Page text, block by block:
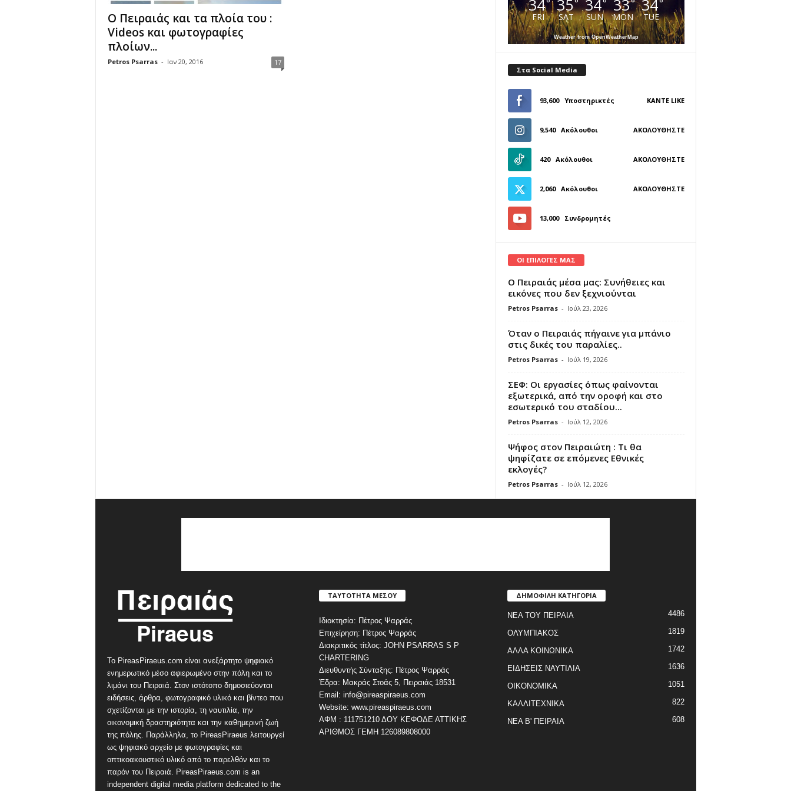
Ο Πειραιάς και τα πλοία του :
Videos και φωτογραφίες
πλοίων...
Petros Psarras - Ιαν 20, 2016 17
34°
FRI
35°
SAT
34°
SUN
33°
MON
34°
TUE
Weather from OpenWeatherMap
Στα Social Media
93,600 Υποστηρικτές ΚΆΝΤΕ LIKE
9,540 Ακόλουθοι ΑΚΟΛΟΥΘΉΣΤΕ
420 Ακόλουθοι ΑΚΟΛΟΥΘΉΣΤΕ
2,060 Ακόλουθοι ΑΚΟΛΟΥΘΉΣΤΕ
13,000 Συνδρομητές
ΓΊΝΕΤΕ ΣΥΝΔΡΟΜΗΤΉΣ
ΟΙ ΕΠΙΛΟΓΕΣ ΜΑΣ
Ο Πειραιάς μέσα μας: Συνήθειες και
εικόνες που δεν ξεχνιούνται
Petros Psarras - Ιούλ 23, 2026
Όταν ο Πειραιάς πήγαινε για μπάνιο
στις δικές του παραλίες..
Petros Psarras - Ιούλ 19, 2026
ΣΕΦ: Οι εργασίες όπως φαίνονται
εξωτερικά, από την οροφή και στο
εσωτερικό του σταδίου...
Petros Psarras - Ιούλ 12, 2026
Ψήφος στον Πειραιώτη : Τι θα
ψηφίζατε σε επόμενες Εθνικές
εκλογές?
Petros Psarras - Ιούλ 12, 2026
Το PireasPiraeus.com είναι ανεξάρτητο ψηφιακό
ενημερωτικό μέσο αφιερωμένο στην πόλη και το
λιμάνι του Πειραιά. Στον ιστότοπο δημοσιεύονται
ειδήσεις, άρθρα, φωτογραφικό υλικό και βίντεο που
σχετίζονται με την ιστορία, τη ναυτιλία, την
οικονομική δραστηριότητα και την καθημερινή ζωή
της πόλης. Παράλληλα, το PireasPiraeus λειτουργεί
ως ψηφιακό αρχείο με φωτογραφίες και
οπτικοακουστικό υλικό από το παρελθόν και το
παρόν του Πειραιά. PireasPiraeus.com is an
independent digital media platform dedicated to the
ΤΑΥΤΟΤΗΤΑ ΜΕΣΟΥ
Ιδιοκτησία: Πέτρος Ψαρράς
Επιχείρηση: Πέτρος Ψαρράς
Διακριτικός τίτλος: JOHN PSARRAS S P
CHARTERING
Διευθυντής Σύνταξης: Πέτρος Ψαρράς
Έδρα: Μακράς Στοάς 5, Πειραιάς 18531
Email: info@pireaspiraeus.com
Website: www.pireaspiraeus.com
ΑΦΜ : 111751210 ΔΟΥ ΚΕΦΟΔΕ ΑΤΤΙΚΗΣ
ΑΡΙΘΜΟΣ ΓΕΜΗ 126089808000
ΔΗΜΟΦΙΛΗ ΚΑΤΗΓΟΡΙΑ
ΝΕΑ ΤΟΥ ΠΕΙΡΑΙΑ 4486
ΟΛΥΜΠΙΑΚΟΣ 1819
ΑΛΛΑ ΚΟΙΝΩΝΙΚΑ 1742
ΕΙΔΗΣΕΙΣ ΝΑΥΤΙΛΙΑ 1636
ΟΙΚΟΝΟΜΙΚΑ 1051
ΚΑΛΛΙΤΕΧΝΙΚΑ 822
ΝΕΑ Β' ΠΕΙΡΑΙΑ 608